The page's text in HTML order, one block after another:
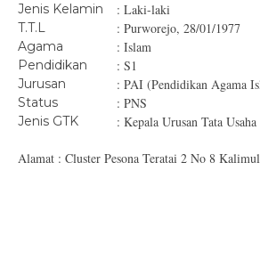
Jenis Kelamin : Laki-laki
T.T.L : Purworejo, 28/01/1977
Agama : Islam
Pendidikan : S1
Jurusan : PAI (Pendidikan Agama
Status : PNS
Jenis GTK : Kepala Urusan Tata Usaha
Alamat : Cluster Pesona Teratai 2 No 8